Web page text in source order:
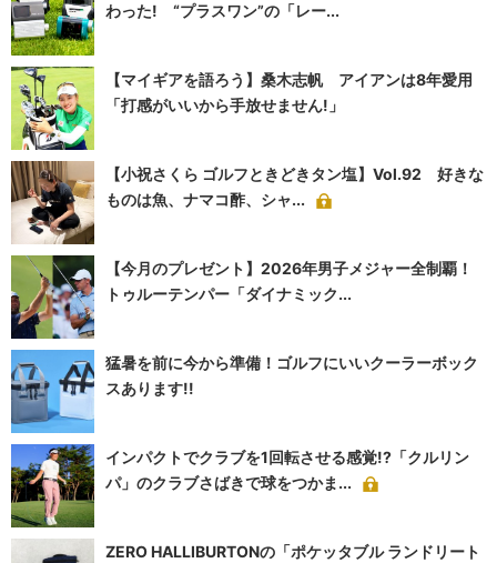
わった! “プラスワン”の「レー...
【マイギアを語ろう】桑木志帆 アイアンは8年愛用
「打感がいいから手放せません!」
【小祝さくら ゴルフときどきタン塩】Vol.92 好きな
ものは魚、ナマコ酢、シャ...
【今月のプレゼント】2026年男子メジャー全制覇！
トゥルーテンパー「ダイナミック...
猛暑を前に今から準備！ゴルフにいいクーラーボック
スあります!!
インパクトでクラブを1回転させる感覚!?「クルリン
パ」のクラブさばきで球をつかま...
ZERO HALLIBURTONの「ポケッタブル ランドリート